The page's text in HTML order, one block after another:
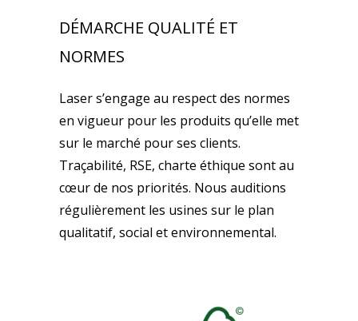
DÉMARCHE QUALITÉ ET
NORMES
Laser s’engage au respect des normes
en vigueur pour les produits qu’elle met
sur le marché pour ses clients.
Traçabilité, RSE, charte éthique sont au
cœur de nos priorités. Nous auditions
régulièrement les usines sur le plan
qualitatif, social et environnemental.